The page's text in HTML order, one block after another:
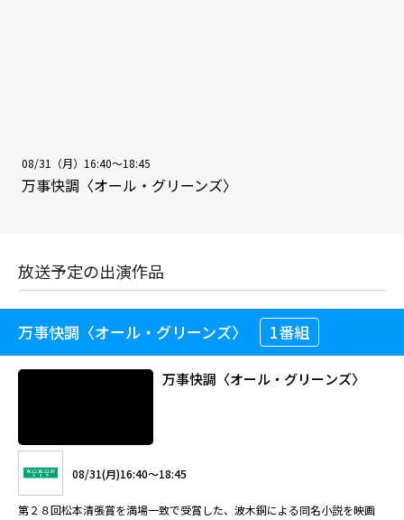
08/31（月）16:40～18:45
万事快調〈オール・グリーンズ〉
放送予定の出演作品
万事快調〈オール・グリーンズ〉 1番組
万事快調〈オール・グリーンズ〉
08/31(月)16:40～18:45
第２８回松本清張賞を満場一致で受賞した、波木銅による同名小説を映画